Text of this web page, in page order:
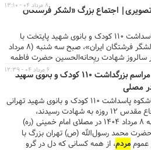
نماز بر پیکر امام شهید انقلاب اسلامی ایران
بزرگداشت آقای شهید ایران
اجتماع بزرگ «لشکر فرشتگان
مراسم پاسداشت ۱۱۰ کودک و بانوی شهید پایتخت با
عنوان «لشگر فرشتگان ایران»، صبح سه شنبه (۸ مرداد
در سالروز شهادت ریحانه‌الحسین حضرت فاطمه
خاتون) سلام‌الله‌علیها با حضور خانواده‌های
ازمردمدر مصلای امام خمینی(ره‌) تهران
۸ مرداد ۰۴ - ۱۳:۱۰
برگزاری مراسم بزرگداشت ۱۱۰ کودک و بانوی شهید
مصلی
مراسم باشکوه پاسداشت ۱۱۰ کودک و بانوی شهید تهرانی
که در دفاع مقدس ۱۲ روزه به شهادت رسیدند،
چهارشنبه ۸ مرداد ۱۴۰۴ در مصلای امام خمینی (ره)
محمد رسول‌الله (ص) تهران بزرگ با
عموممردم، از همه کسانی که دل در گرو
۶ مرداد ۰۴ - ۱۲:۳۹